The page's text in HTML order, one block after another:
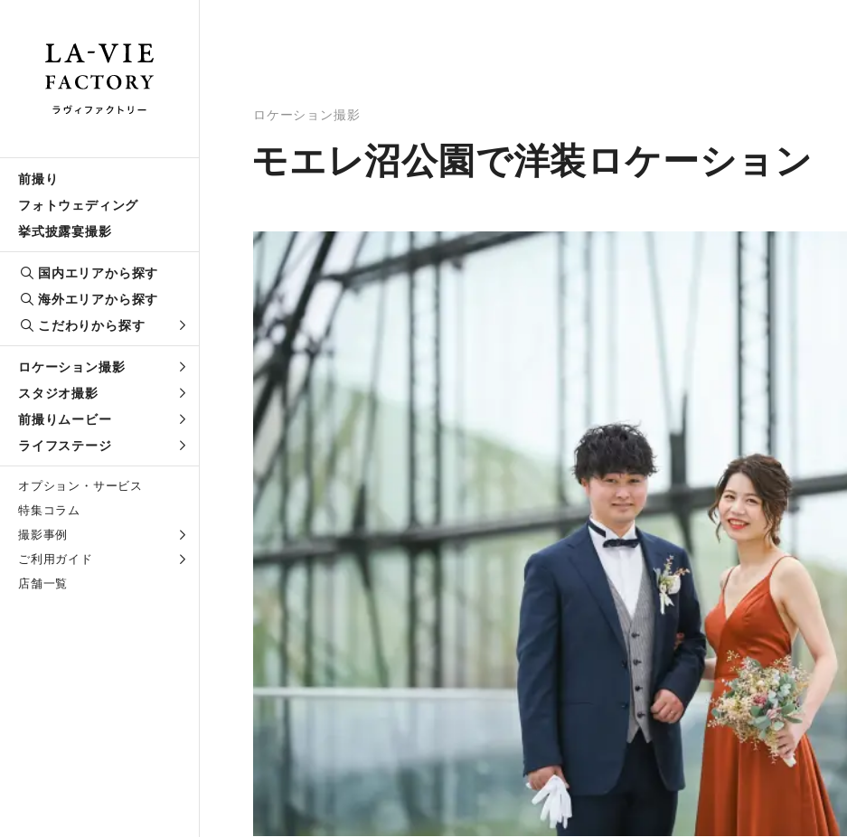
前撮り
フォトウェディング
挙式披露宴撮影
国内エリアから探す
海外エリアから探す
こだわりから探す
ロケーション撮影
スタジオ撮影
前撮りムービー
ライフステージ
オプション・サービス
特集コラム
撮影事例
ご利用ガイド
店舗一覧
ロケーション撮影
モエレ沼公園で洋装ロケーション